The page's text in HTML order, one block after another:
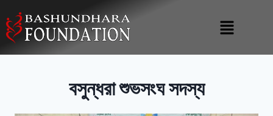
বসুন্ধরা শুভসংঘ সদস্য